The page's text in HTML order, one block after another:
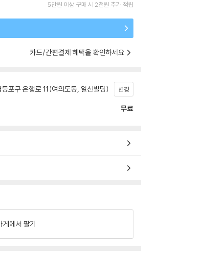
5만원 이상 구매 시 2천원 추가 적립
카드/간편결제 혜택을 확인하세요
포구 은행로 11(여의도동, 일신빌딩) 변경
무료
게에서 팔기